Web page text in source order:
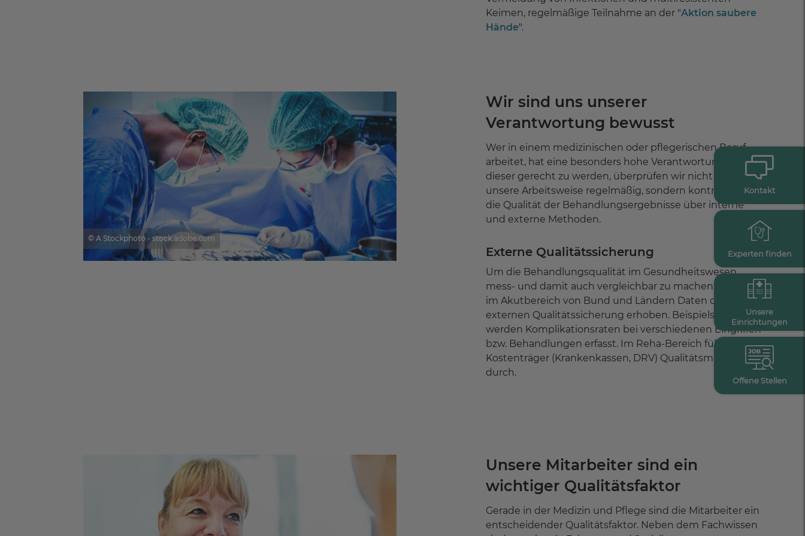
Keimen, regelmäßige Teilnahme an der "Aktion saubere
Hände".
© A Stockphoto - stock.adobe.com
Wir sind uns unserer
Verantwortung bewusst
Wer in einem medizinischen oder pflegerischen Beruf
arbeitet, hat eine besonders hohe Verantwortung. Um
dieser gerecht zu werden, überprüfen wir nicht nur
unsere Arbeitsweise regelmäßig, sondern kontrollieren
die Qualität der Behandlungsergebnisse über interne
und externe Methoden.
Externe Qualitätssicherung
Um die Behandlungsqualität im Gesundheitswesen
mess- und damit auch vergleichbar zu machen, werden
im Akutbereich von Bund und Ländern Daten der
externen Qualitätssicherung erhoben. Beispielsweise
werden Komplikationsraten bei verschiedenen Eingriffen
bzw. Behandlungen erfasst. Im Reha-Bereich führen die
Kostenträger (Krankenkassen, DRV) Qualitätsmessungen
durch.
Unsere Mitarbeiter sind ein
wichtiger Qualitätsfaktor
Gerade in der Medizin und Pflege sind die Mitarbeiter ein
entscheidender Qualitätsfaktor. Neben dem Fachwissen
Kontakt
Experten finden
Unsere
Einrichtungen
Offene Stellen